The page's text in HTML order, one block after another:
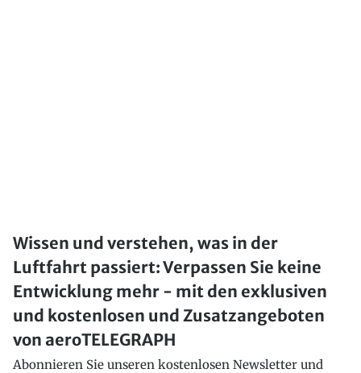
Wissen und verstehen, was in der
Luftfahrt passiert: Verpassen Sie keine
Entwicklung mehr - mit den exklusiven
und kostenlosen und Zusatzangeboten
von aeroTELEGRAPH
Abonnieren Sie unseren kostenlosen Newsletter und